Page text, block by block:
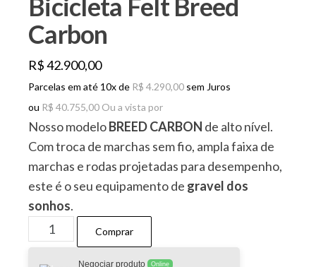
Bicicleta Felt Breed
Carbon
R$42.900,00
Parcelas em até 10x de R$ 4.290,00 sem Juros
ou R$ 40.755,00 Ou a vista por
Nosso modeloBREED CARBON de alto nível.
Com troca de marchas sem fio, ampla faixa de
marchas e rodas projetadas para desempenho,
este é o seu equipamento de gravel dos
sonhos.
Bicicleta
Felt
Comprar
Negociar produto Online